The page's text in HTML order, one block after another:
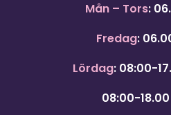
Mån – Tors:
Fredag:
Lördag: 08:00-
08:00-18.00